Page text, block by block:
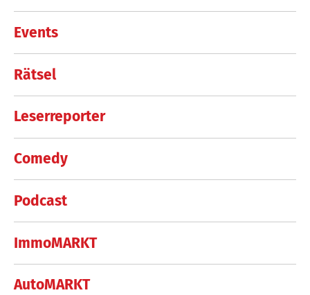
Events
Rätsel
Leserreporter
Comedy
Podcast
ImmoMARKT
AutoMARKT